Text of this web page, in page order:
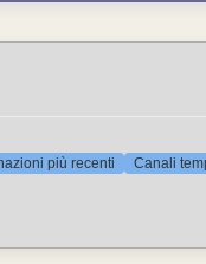
più recenti Canali